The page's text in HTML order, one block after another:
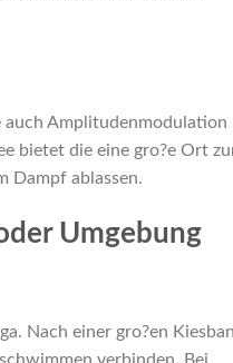
auch Amplitudenmodulation
bietet die eine gro?e Ort
Dampf ablassen.
Umgebung
Nach einer gro?en
verbinden. Bei